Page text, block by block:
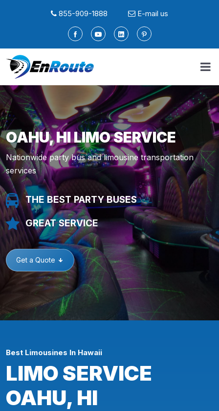
855-909-1888 E-mail us
OAHU, HI LIMO SERVICE
Nationwide party bus and limousine transportation
services
THE BEST PARTY BUSES
GREAT SERVICE
Get a Quote
Best Limousines In Hawaii
LIMO SERVICE
OAHU, HI